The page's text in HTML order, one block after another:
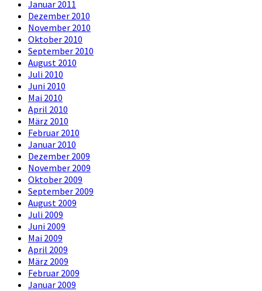
Januar 2011
Dezember 2010
November 2010
Oktober 2010
September 2010
August 2010
Juli 2010
Juni 2010
Mai 2010
April 2010
März 2010
Februar 2010
Januar 2010
Dezember 2009
November 2009
Oktober 2009
September 2009
August 2009
Juli 2009
Juni 2009
Mai 2009
April 2009
März 2009
Februar 2009
Januar 2009